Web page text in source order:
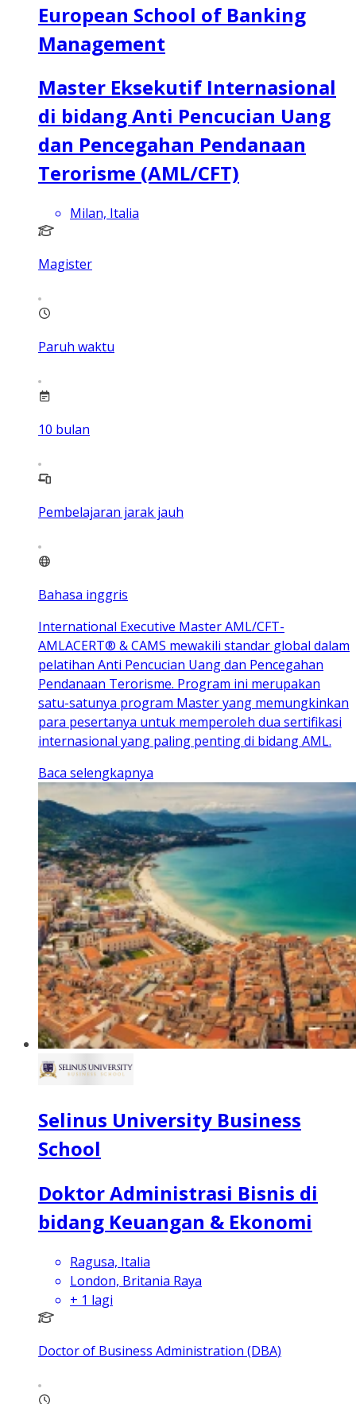
European School of Banking
Management
Master Eksekutif Internasional
di bidang Anti Pencucian Uang
dan Pencegahan Pendanaan
Terorisme (AML/CFT)
Milan, Italia
Magister
Paruh waktu
10 bulan
Pembelajaran jarak jauh
Bahasa inggris
International Executive Master AML/CFT-
AMLACERT® & CAMS mewakili standar global dalam
pelatihan Anti Pencucian Uang dan Pencegahan
Pendanaan Terorisme. Program ini merupakan
satu-satunya program Master yang memungkinkan
para pesertanya untuk memperoleh dua sertifikasi
internasional yang paling penting di bidang AML.
Baca selengkapnya
Selinus University Business
School
Doktor Administrasi Bisnis di
bidang Keuangan & Ekonomi
Ragusa, Italia
London, Britania Raya
+ 1 lagi
Doctor of Business Administration (DBA)